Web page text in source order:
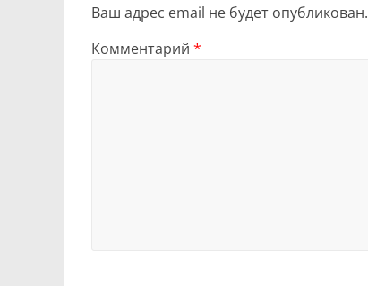
Ваш адрес email не будет опубликован.
Комментарий *